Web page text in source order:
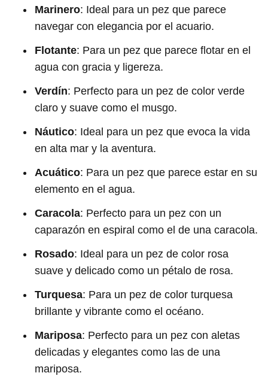
Marinero: Ideal para un pez que parece
navegar con elegancia por el acuario.
Flotante: Para un pez que parece flotar en el
agua con gracia y ligereza.
Verdín: Perfecto para un pez de color verde
claro y suave como el musgo.
Náutico: Ideal para un pez que evoca la vida
en alta mar y la aventura.
Acuático: Para un pez que parece estar en su
elemento en el agua.
Caracola: Perfecto para un pez con un
caparazón en espiral como el de una caracola.
Rosado: Ideal para un pez de color rosa
suave y delicado como un pétalo de rosa.
Turquesa: Para un pez de color turquesa
brillante y vibrante como el océano.
Mariposa: Perfecto para un pez con aletas
delicadas y elegantes como las de una
mariposa.